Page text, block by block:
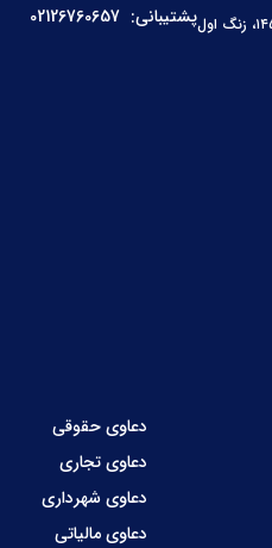
دعاوی حقوقی
دعاوی تجاری
دعاوی شهرداری
دعاوی مالیاتی
پشتیبانی: 02126760657